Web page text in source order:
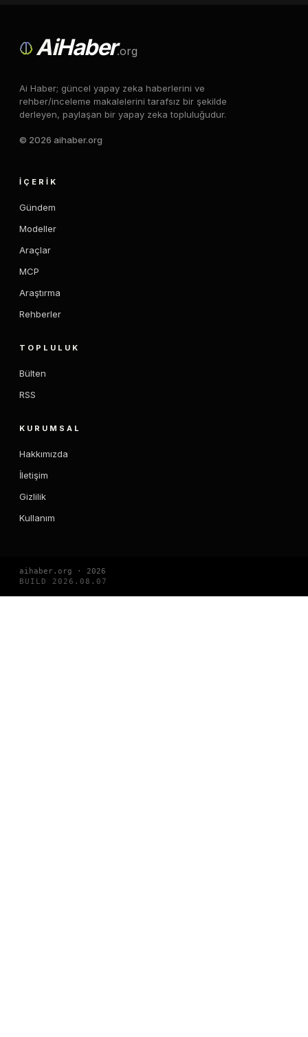
AiHaber.org
Ai Haber; güncel yapay zeka haberlerini ve
rehber/inceleme makalelerini tarafsız bir şekilde
derleyen, paylaşan bir yapay zeka topluluğudur.
© 2026 aihaber.org
İÇERIK
Gündem
Modeller
Araçlar
MCP
Araştırma
Rehberler
TOPLULUK
Bülten
RSS
KURUMSAL
Hakkımızda
İletişim
Gizlilik
Kullanım
aihaber.org · 2026
BUILD 2026.08.07